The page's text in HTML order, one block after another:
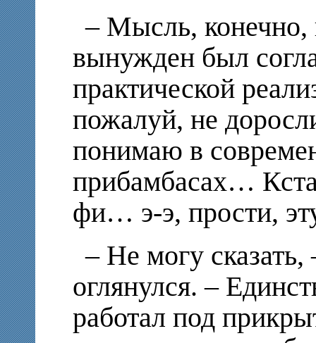
– Мысль, конечно,
вынужден был
практической
пожалуй, не
понимаю в
прибамбасах…
фи… э-э, прости,
– Не могу
оглянулся. –
работал под